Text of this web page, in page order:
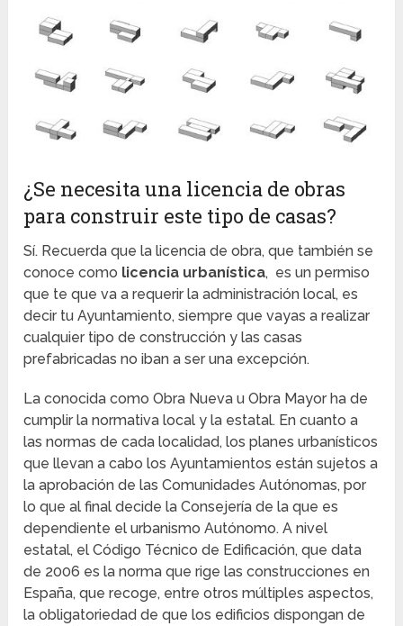
¿Se necesita una licencia de obras
para construir este tipo de casas?
Sí. Recuerda que la licencia de obra, que también se
conoce como licencia urbanística, es un permiso
que te que va a requerir la administración local, es
decir tu Ayuntamiento, siempre que vayas a realizar
cualquier tipo de construcción y las casas
prefabricadas no iban a ser una excepción.
La conocida como Obra Nueva u Obra Mayor ha de
cumplir la normativa local y la estatal. En cuanto a
las normas de cada localidad, los planes urbanísticos
que llevan a cabo los Ayuntamientos están sujetos a
la aprobación de las Comunidades Autónomas, por
lo que al final decide la Consejería de la que es
dependiente el urbanismo Autónomo. A nivel
estatal, el Código Técnico de Edificación, que data
de 2006 es la norma que rige las construcciones en
España, que recoge, entre otros múltiples aspectos,
la obligatoriedad de que los edificios dispongan de